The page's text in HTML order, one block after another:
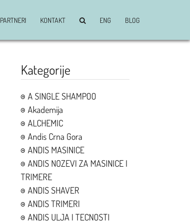
PARTNERI KONTAKT ENG BLOG
Kategorije
A SINGLE SHAMPOO
Akademija
ALCHEMIC
Andis Crna Gora
ANDIS MASINICE
ANDIS NOZEVI ZA MASINICE I
TRIMERE
ANDIS SHAVER
ANDIS TRIMERI
ANDIS ULJA I TECNOSTI